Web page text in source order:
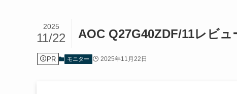
AOC Q27G40ZDF/11レビ
2025
11/22
PR モニター 2025年11月22日